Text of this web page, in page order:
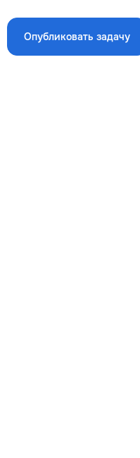
Опубликовать задачу